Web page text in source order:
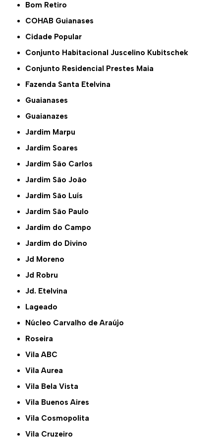
Bom Retiro
COHAB Guianases
Cidade Popular
Conjunto Habitacional Juscelino Kubitschek
Conjunto Residencial Prestes Maia
Fazenda Santa Etelvina
Guaianases
Guaianazes
Jardim Marpu
Jardim Soares
Jardim São Carlos
Jardim São João
Jardim São Luís
Jardim São Paulo
Jardim do Campo
Jardim do Divino
Jd Moreno
Jd Robru
Jd. Etelvina
Lageado
Núcleo Carvalho de Araújo
Roseira
Vila ABC
Vila Aurea
Vila Bela Vista
Vila Buenos Aires
Vila Cosmopolita
Vila Cruzeiro